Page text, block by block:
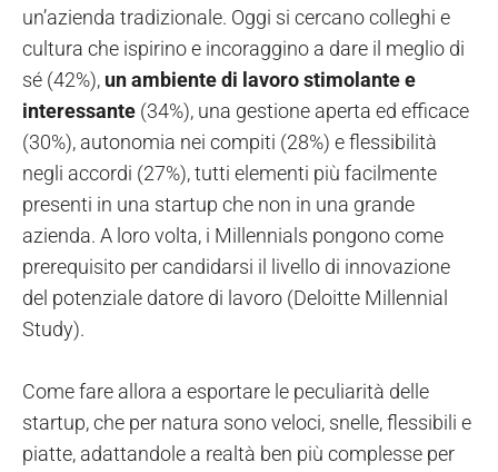
un’azienda tradizionale. Oggi si cercano colleghi e
cultura che ispirino e incoraggino a dare il meglio di
sé (42%), un ambiente di lavoro stimolante e
interessante (34%), una gestione aperta ed efficace
(30%), autonomia nei compiti (28%) e flessibilità
negli accordi (27%), tutti elementi più facilmente
presenti in una startup che non in una grande
azienda. A loro volta, i Millennials pongono come
prerequisito per candidarsi il livello di innovazione
del potenziale datore di lavoro (Deloitte Millennial
Study).
Come fare allora a esportare le peculiarità delle
startup, che per natura sono veloci, snelle, flessibili e
piatte, adattandole a realtà ben più complesse per